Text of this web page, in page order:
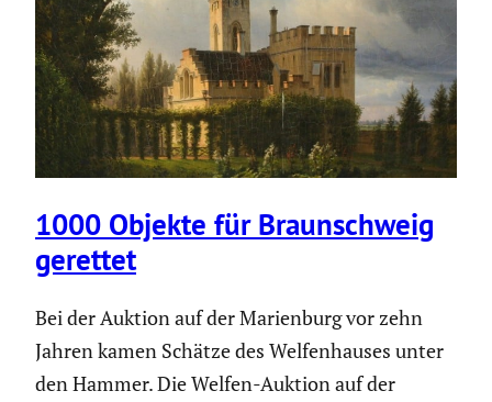
1000 Objekte für Braun­schweig
gerettet
Bei der Auktion auf der Marien­burg vor zehn
Jahren kamen Schätze des Welfen­hauses unter
den Hammer. Die Welfen-Auktion auf der